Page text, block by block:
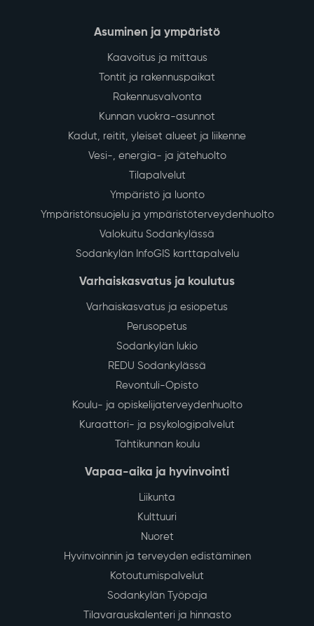
Asuminen ja ympäristö
Kaavoitus ja mittaus
Tontit ja rakennuspaikat
Rakennusvalvonta
Kunnan vuokra-asunnot
Kadut, reitit, yleiset alueet ja liikenne
Vesi-, energia- ja jätehuolto
Tilapalvelut
Ympäristö ja luonto
Ympäristönsuojelu ja ympäristöterveydenhuolto
Valokuitu Sodankylässä
Sodankylän InfoGIS karttapalvelu
Varhaiskasvatus ja koulutus
Varhaiskasvatus ja esiopetus
Perusopetus
Sodankylän lukio
REDU Sodankylässä
Revontuli-Opisto
Koulu- ja opiskelijaterveydenhuolto
Kuraattori- ja psykologipalvelut
Tähtikunnan koulu
Vapaa-aika ja hyvinvointi
Liikunta
Kulttuuri
Nuoret
Hyvinvoinnin ja terveyden edistäminen
Kotoutumispalvelut
Sodankylän Työpaja
Tilavarauskalenteri ja hinnasto